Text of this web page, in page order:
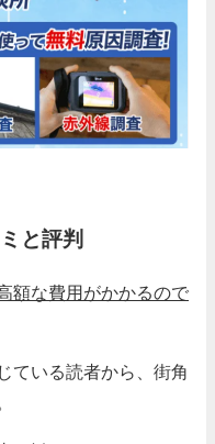
と評判
額な費用がかかるので
ている読者から、街角